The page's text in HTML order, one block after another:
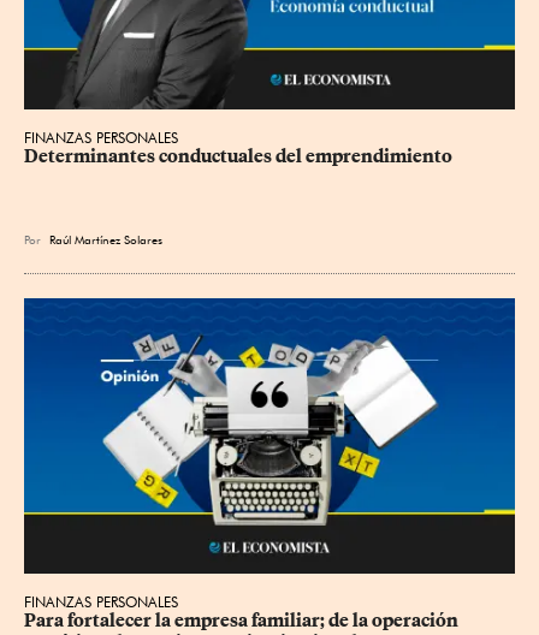
FINANZAS PERSONALES
Determinantes conductuales del emprendimiento
Por Raúl Martínez Solares
FINANZAS PERSONALES
Para fortalecer la empresa familiar; de la operación